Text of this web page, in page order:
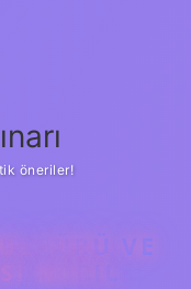
öneriler!
VE
NASIL